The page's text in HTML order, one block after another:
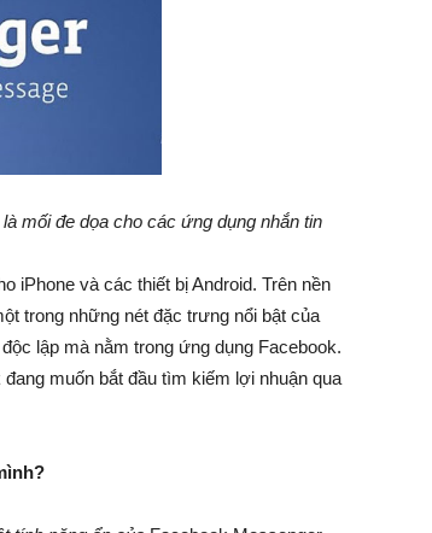
mối đe dọa cho các ứng dụng nhắn tin
iPhone và các thiết bị Android. Trên nền
trong những nét đặc trưng nổi bật của
lập mà nằm trong ứng dụng Facebook.
muốn bắt đầu tìm kiếm lợi nhuận qua